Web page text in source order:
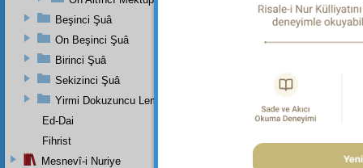
bütün
Beşinci Şuâ
On Beşinci Şuâ
Birinci Şuâ
Sekizinci Şuâ
Yirmi Dokuzuncu Lem'adan İkinci Bab
Ed-Dai
Fihrist
Mesnevî-i Nuriye